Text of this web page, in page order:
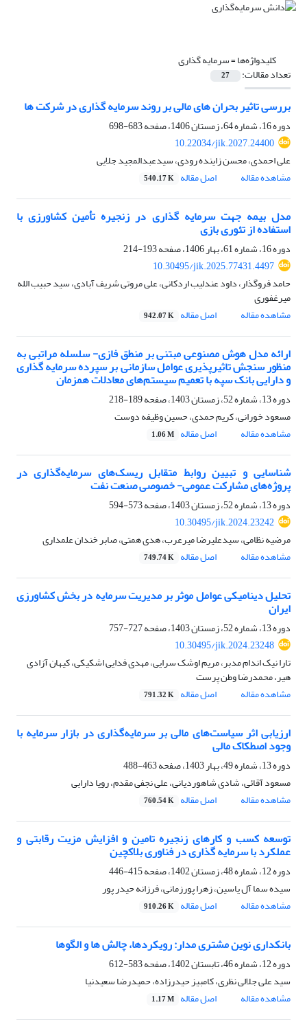
کلیدواژه‌ها =سرمایه گذاری
تعداد مقالات: 27
بررسی تاثیر بحران های مالی بر روند سرمایه گذاری در شرکت ها
دوره 16، شماره 64، زمستان 1406، صفحه
683-698
10.22034/jik.2027.24400
علی احمدی، محسن زاینده رودی، سیدعبدالمجید جلایی
مشاهده مقاله
اصل مقاله 540.17 K
مدل بیمه جهت سرمایه گذاری در زنجیره تأمین کشاورزی با
استفاده از تئوری بازی
دوره 16، شماره 61، بهار 1406، صفحه
193-214
10.30495/jik.2025.77431.4497
حامد فروگذار، داود عندلیب اردکانی، علی مروتی شریف آبادی، سید حبیب الله
میرغفوری
مشاهده مقاله
اصل مقاله 942.07 K
ارائه مدل هوش مصنوعی مبتنی بر منطق فازی- سلسله مراتبی به
منظور سنجش تاثیرپذیری عوامل سازمانی بر سپرده سرمایه گذاری
و دارایی بانک سپه با تعمیم سیستم‌های معادلات همزمان
دوره 13، شماره 52، زمستان 1403، صفحه
189-218
مسعود خورانی، کریم حمدی، حسین وظیفه دوست
مشاهده مقاله
اصل مقاله 1.06 M
شناسایی و تبیین روابط متقابل ریسک‌های سرمایه‌گذاری در
پروژه‌های مشارکت عمومی- خصوصی صنعت نفت
دوره 13، شماره 52، زمستان 1403، صفحه
573-594
10.30495/jik.2024.23242
مرضیه نظامی، سیدعلیرضا میرعرب، هدی همتی، صابر خندان علمداری
مشاهده مقاله
اصل مقاله 749.74 K
تحلیل دینامیکی عوامل موثر بر مدیریت سرمایه در بخش کشاورزی
ایران
دوره 13، شماره 52، زمستان 1403، صفحه
727-757
10.30495/jik.2024.23248
تارا نیک اندام مدبر، مریم اوشک سرایی، مهدی فدایی اشکیکی، کیهان آزادی
هیر، محمدرضا وطن پرست
مشاهده مقاله
اصل مقاله 791.32 K
ارزیابی اثر سیاست‌های مالی بر سرمایه‌گذاری در بازار سرمایه با
وجود اصطکاک مالی
دوره 13، شماره 49، بهار 1403، صفحه
463-488
مسعود آقائی، شادی شاهوردیانی، علی نجفی مقدم، رویا دارابی
مشاهده مقاله
اصل مقاله 760.54 K
توسعه کسب و کارهای زنجیره تامین و افزایش مزیت رقابتی و
عملکرد با سرمایه گذاری در فناوری بلاکچین
دوره 12، شماره 48، زمستان 1402، صفحه
415-446
سیده سما آل یاسین، زهرا پورزمانی، فرزانه حیدر پور
مشاهده مقاله
اصل مقاله 910.26 K
بانکداری نوین مشتری مدار: رویکردها، چالش ها و الگوها
دوره 12، شماره 46، تابستان 1402، صفحه
583-612
سید علی جلالی نظری، کامبیز حیدرزاده، حمیدرضا سعیدنیا
مشاهده مقاله
اصل مقاله 1.17 M